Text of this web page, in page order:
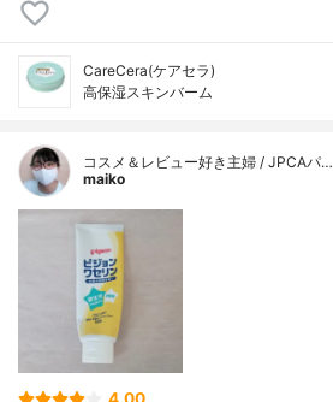
CareCera(ケアセラ)
高保湿スキンバーム
コスメ＆レビュー好き主婦 / JPCAパ…
maiko